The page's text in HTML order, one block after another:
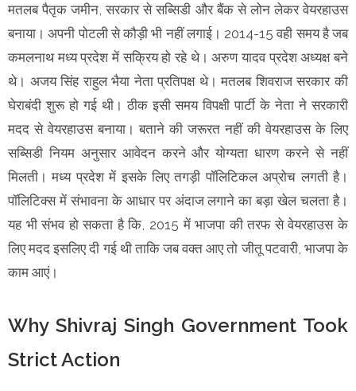
मतलब पैतृक जमीन, सरकार से सब्सिडी और बैंक से लोन लेकर वेयरहाउस
बनाया। अपनी पोटली से कौड़ी भी नहीं लगाई। 2014-15 वही समय है जब
कमलनाथ मध्य प्रदेश में सक्रिय हो रहे थे। अरुण यादव प्रदेश अध्यक्ष बने
थे। अजय सिंह राहुल भैया नेता प्रतिपक्ष थे। मतलब शिवराज सरकार की
घेराबंदी शुरू हो गई थी। ठीक इसी समय विपक्षी पार्टी के नेता ने सरकारी
मदद से वेयरहाउस बनाया। बताने की जरूरत नहीं की वेयरहाउस के लिए
सब्सिडी नियम अनुसार आवेदन करने और योग्यता धारण करने से नहीं
मिलती। मध्य प्रदेश में इसके लिए तगड़ी पॉलिटिकल अप्रोच लगती है।
पॉलिटिक्स में संभावना के आधार पर अंदाज लगाने का बड़ा खेल चलता है।
यह भी संभव हो सकता है कि, 2015 में भाजपा की तरफ से वेयरहाउस के
लिए मदद इसलिए दी गई थी ताकि जब वक्त आए तो जीतू पटवारी, भाजपा के
काम आएं।
Why Shivraj Singh Government Took
Strict Action